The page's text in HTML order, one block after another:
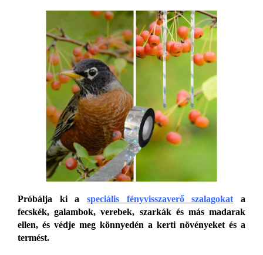
Próbálja ki a speciális fényvisszaverő szalagokat a
fecskék, galambok, verebek, szarkák és más madarak
ellen, és védje meg könnyedén a kerti növényeket és a
termést.